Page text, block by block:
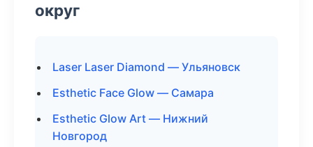
округ
Laser Laser Diamond — Ульяновск
Esthetic Face Glow — Самара
Esthetic Glow Art — Нижний
Новгород